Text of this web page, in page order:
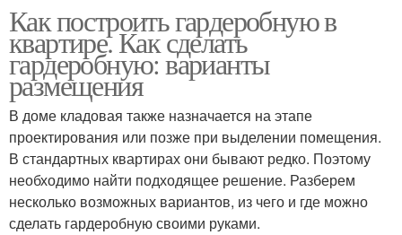
Как построить гардеробную в
квартире. Как сделать
гардеробную: варианты
размещения
В доме кладовая также назначается на этапе
проектирования или позже при выделении помещения.
В стандартных квартирах они бывают редко. Поэтому
необходимо найти подходящее решение. Разберем
несколько возможных вариантов, из чего и где можно
сделать гардеробную своими руками.